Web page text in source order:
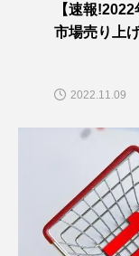
【速報
市場売り上
2022.11.09